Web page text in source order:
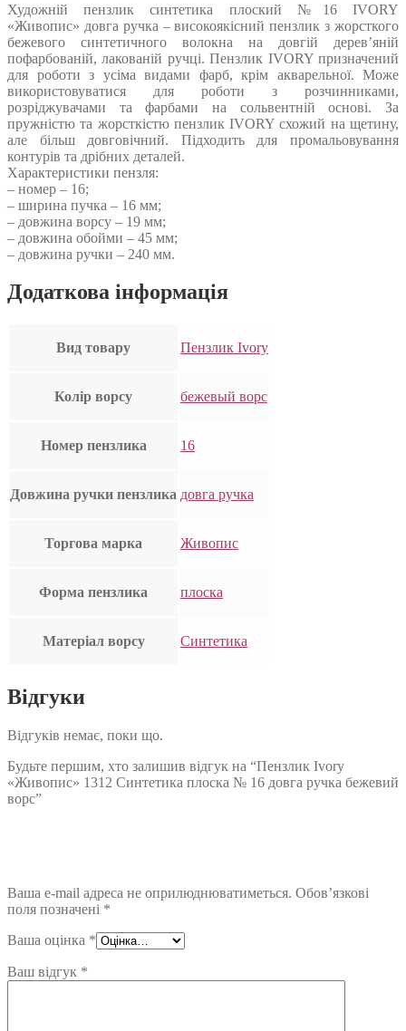
Художній пензлик синтетика плоский №16 IVORY
«Живопис» довга ручка – високоякісний пензлик з жорсткого
бежевого синтетичного волокна на довгій дерев’яній
пофарбованій, лакованій ручці. Пензлик IVORY призначений
для роботи з усіма видами фарб, крім акварельної. Може
використовуватися для роботи з розчинниками,
розріджувачами та фарбами на сольвентній основі. За
пружністю та жорсткістю пензлик IVORY схожий на щетину,
але більш довговічний. Підходить для промальовування
контурів та дрібних деталей.
Характеристики пензля:
– номер – 16;
– ширина пучка – 16 мм;
– довжина ворсу – 19 мм;
– довжина обойми – 45 мм;
– довжина ручки – 240 мм.
Додаткова інформація
Вид товару Пензлик Ivory
Колір ворсу бежевый ворс
Номер пензлика 16
Довжина ручки пензлика довга ручка
Торгова марка Живопис
Форма пензлика плоска
Матеріал ворсу Синтетика
Відгуки
Відгуків немає, поки що.
Будьте першим, хто залишив відгук на “Пензлик Ivory
«Живопис» 1312 Синтетика плоска № 16 довга ручка бежевий
ворс”
Ваша e-mail адреса не оприлюднюватиметься. Обов’язкові
поля позначені *
Ваша оцінка *
Ваш відгук *